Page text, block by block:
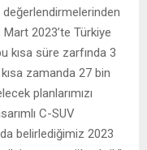
2023’te Türkiye
kısa süre zarfında 3
zamanda 27 bin
planlarımızı
C-SUV
belirlediğimiz 2023